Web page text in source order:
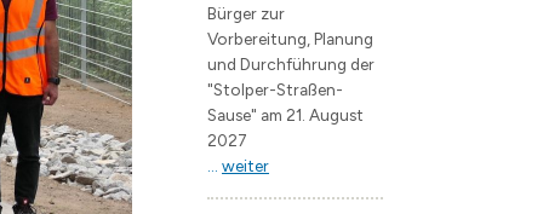
Bergfelde
Quartierskonzept
Bürger zur
Vorbereitung, Planung
und Durchführung der
"Stolper-Straßen-
Sause" am 21. August
2027
weiter